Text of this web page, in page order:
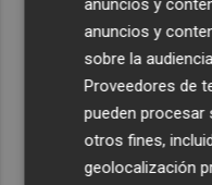
Recibe
Plaza
anuncios y
anuncios y
sobre la
Proveedores de
pueden
otros fines,
geolocalización